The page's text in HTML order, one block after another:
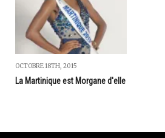
OCTOBRE 18TH, 2015
La Martinique est Morgane d'elle